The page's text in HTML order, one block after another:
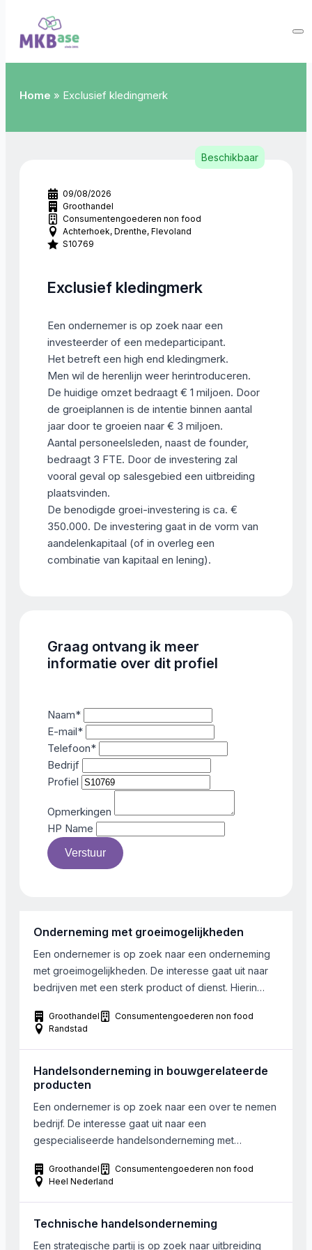
Home » Exclusief kledingmerk
09/08/2026
Groothandel
Consumentengoederen non food
Achterhoek Drenthe Flevoland
S10769
Exclusief kledingmerk
Een ondernemer is op zoek naar een
investeerder of een medeparticipant.
Het betreft een high end kledingmerk.
Men wil de herenlijn weer herintroduceren.
De huidige omzet bedraagt € 1 miljoen. Door
de groeiplannen is de intentie binnen aantal
jaar door te groeien naar € 3 miljoen.
Aantal personeelsleden, naast de founder,
bedraagt 3 FTE. Door de investering zal
vooral geval op salesgebied een uitbreiding
plaatsvinden.
De benodigde groei-investering is ca. €
350.000. De investering gaat in de vorm van
aandelenkapitaal (of in overleg een
combinatie van kapitaal en lening).
Beschikbaar
Graag ontvang ik meer
informatie over dit profiel
Naam*
E-mail*
Telefoon*
Bedrijf
Profiel
Opmerkingen
HP Name
Verstuur
Onderneming met groeimogelijkheden
Een ondernemer is op zoek naar een onderneming
met groeimogelijkheden. De interesse gaat uit naar
bedrijven met een sterk product of dienst. Hierin
franchiseverband. Het bedrijf dient gevestigd te zijn
in Midden of West Nederland. De omzet moet
naar een 100% overname, […]
Groothandel
Consumentengoederen non food
Randstad
Handelsonderneming in bouwgerelateerde
producten
Een ondernemer is op zoek naar een over te nemen
bedrijf. De interesse gaat uit naar een
gespecialiseerde handelsonderneming met
bedrijf kan in heel Nederland gevestigd zijn. Bij
voorkeur werken er tussen de 15 en 25 man bij het
Groothandel
Consumentengoederen non food
Heel Nederland
Technische handelsonderneming
Een strategische partij is op zoek naar uitbreiding